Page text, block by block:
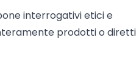
interrogativi etici e
prodotti o diretti